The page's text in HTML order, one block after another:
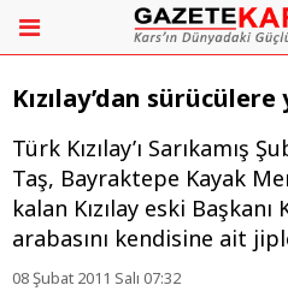
Kızılay’dan sürücülere
Türk Kızılay’ı Sarıkamış
Taş, Bayraktepe Kayak
kalan Kızılay eski Başkanı
arabasını kendisine ait
08 Şubat 2011 Salı 07:32